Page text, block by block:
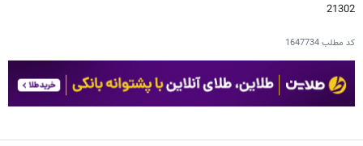
21302
کد مطلب1647734